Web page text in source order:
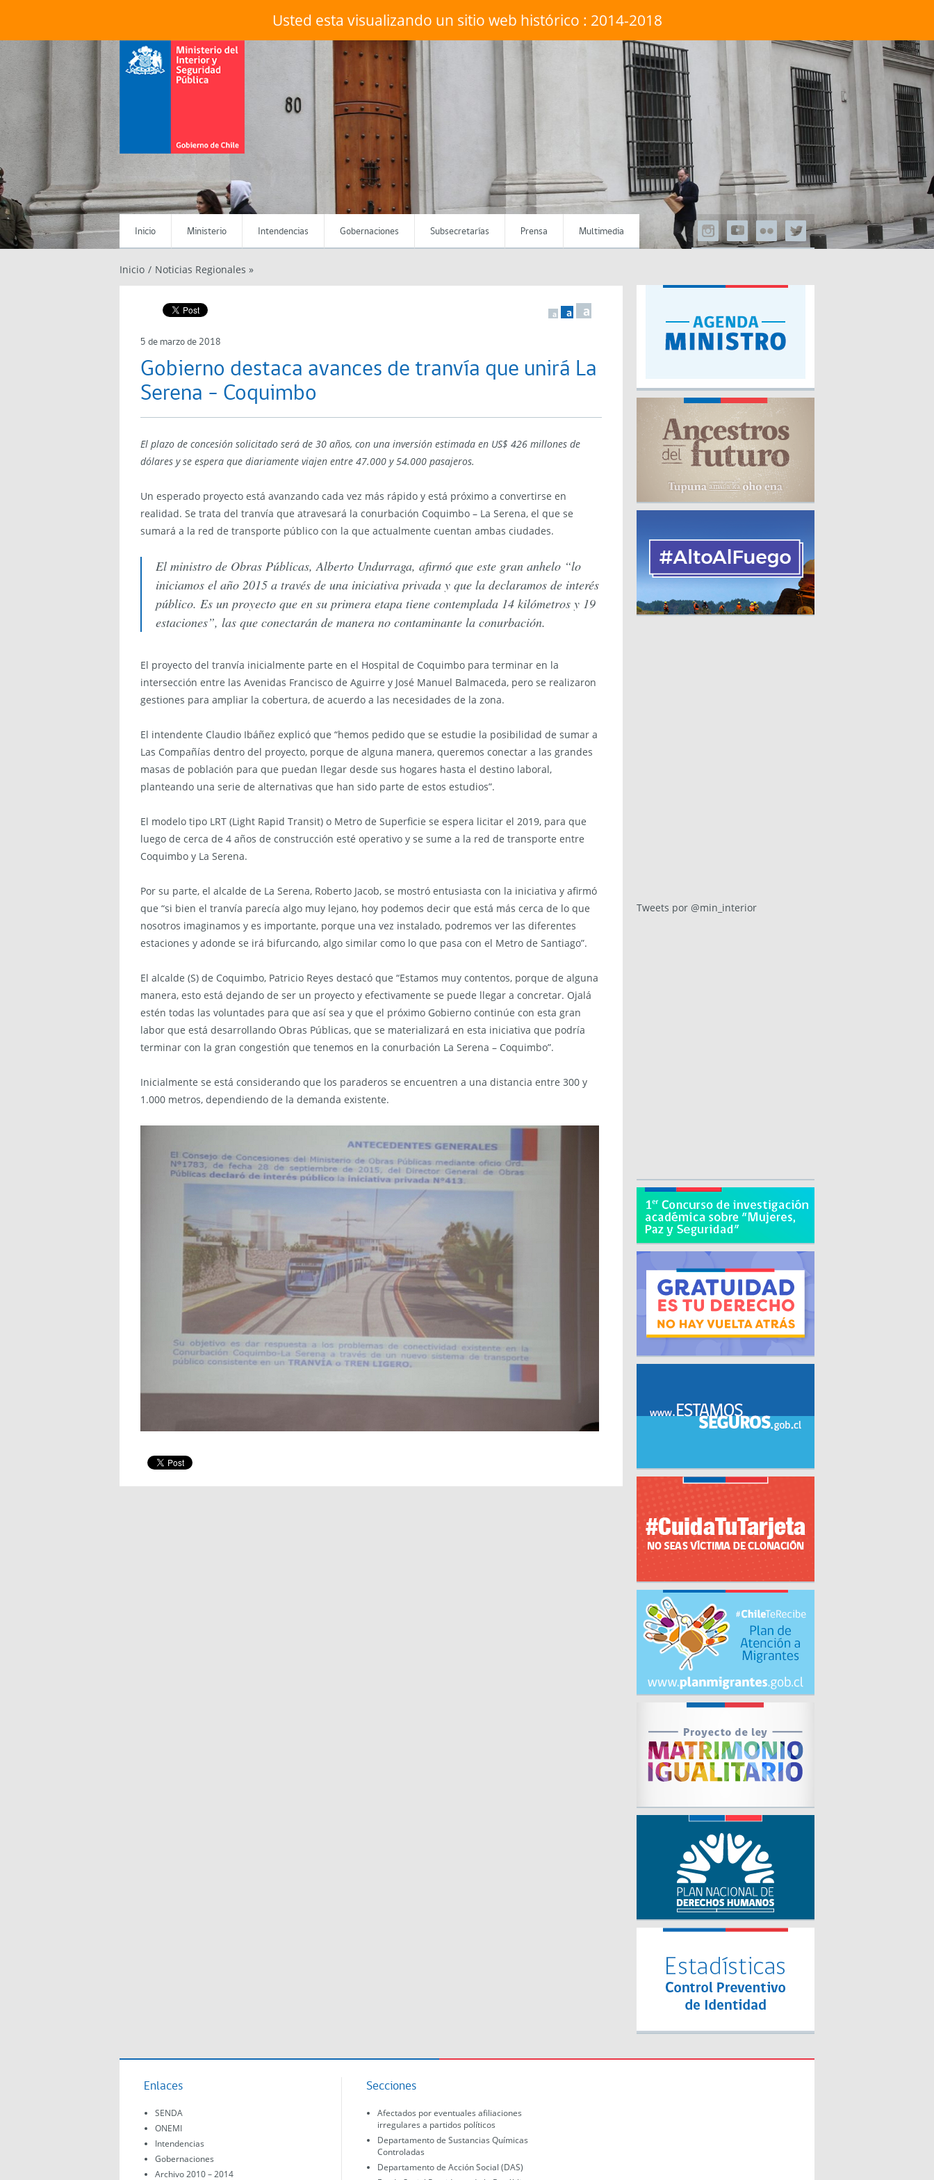
Usted esta visualizando un sitio web histórico : 2014-2018
Inicio Ministerio Intendencias Gobernaciones Subsecretarías Prensa Multimedia
Menú Principal
Inicio / Noticias Regionales »
a a a
5 de marzo de 2018
Gobierno destaca avances de tranvía que unirá La
Serena – Coquimbo
El plazo de concesión solicitado será de 30 años, con una inversión estimada en US$ 426 millones de
dólares y se espera que diariamente viajen entre 47.000 y 54.000 pasajeros.
Un esperado proyecto está avanzando cada vez más rápido y está próximo a convertirse en
realidad. Se trata del tranvía que atravesará la conurbación Coquimbo – La Serena, el que se
sumará a la red de transporte público con la que actualmente cuentan ambas ciudades.
El ministro de Obras Públicas, Alberto Undurraga, afirmó que este gran anhelo “lo
iniciamos el año 2015 a través de una iniciativa privada y que la declaramos de interés
público. Es un proyecto que en su primera etapa tiene contemplada 14 kilómetros y 19
estaciones”, las que conectarán de manera no contaminante la conurbación.
El proyecto del tranvía inicialmente parte en el Hospital de Coquimbo para terminar en la
intersección entre las Avenidas Francisco de Aguirre y José Manuel Balmaceda, pero se realizaron
gestiones para ampliar la cobertura, de acuerdo a las necesidades de la zona.
El intendente Claudio Ibáñez explicó que “hemos pedido que se estudie la posibilidad de sumar a
Las Compañías dentro del proyecto, porque de alguna manera, queremos conectar a las grandes
masas de población para que puedan llegar desde sus hogares hasta el destino laboral,
planteando una serie de alternativas que han sido parte de estos estudios”.
El modelo tipo LRT (Light Rapid Transit) o Metro de Superficie se espera licitar el 2019, para que
luego de cerca de 4 años de construcción esté operativo y se sume a la red de transporte entre
Coquimbo y La Serena.
Por su parte, el alcalde de La Serena, Roberto Jacob, se mostró entusiasta con la iniciativa y afirmó
que “si bien el tranvía parecía algo muy lejano, hoy podemos decir que está más cerca de lo que
nosotros imaginamos y es importante, porque una vez instalado, podremos ver las diferentes
estaciones y adonde se irá bifurcando, algo similar como lo que pasa con el Metro de Santiago”.
El alcalde (S) de Coquimbo, Patricio Reyes destacó que “Estamos muy contentos, porque de alguna
manera, esto está dejando de ser un proyecto y efectivamente se puede llegar a concretar. Ojalá
estén todas las voluntades para que así sea y que el próximo Gobierno continúe con esta gran
labor que está desarrollando Obras Públicas, que se materializará en esta iniciativa que podría
terminar con la gran congestión que tenemos en la conurbación La Serena – Coquimbo”.
Inicialmente se está considerando que los paraderos se encuentren a una distancia entre 300 y
1.000 metros, dependiendo de la demanda existente.
Tweets por @min_interior
Enlaces
SENDA
ONEMI
Intendencias
Gobernaciones
Archivo 2010 – 2014
Secciones
Afectados por eventuales afiliaciones
irregulares a partidos políticos
Departamento de Sustancias Químicas
Controladas
Departamento de Acción Social (DAS)